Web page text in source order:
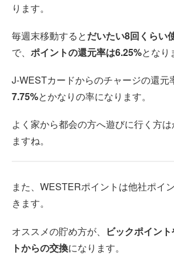
ります。
毎週末移動するとだいたい8回くらい
で、 ポイントの還元率は6.25%となり
J-WESTカードからのチャージの還元
7.75%とかなりの率になります。
よく家から都会の方へ遊びに行く方
ますね。
また、WESTERポイントは他社ポイ
きます。
オススメの貯め方が、
ビックポイン
トからの交換になります。